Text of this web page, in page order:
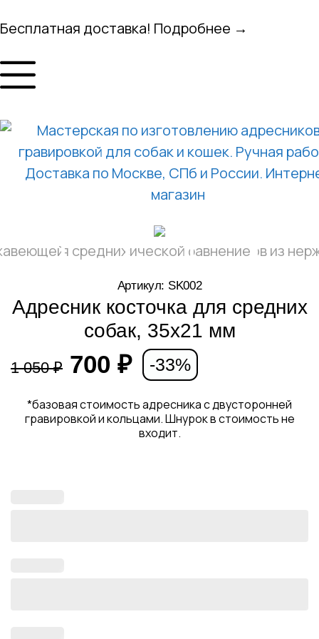
Бесплатная доставка! Подробнее →
Артикул: SK002
Адресник косточка для средних
собак, 35х21 мм
1 050₽ 700 ₽ -33%
*базовая стоимость адресника с двусторонней
гравировкой и кольцами. Шнурок в стоимость не
входит.